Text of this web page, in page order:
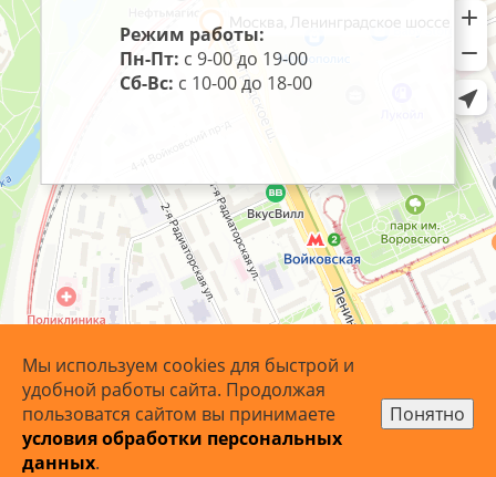
Режим работы:
Пн-Пт: с 9-00 до 19-00
Сб-Вс: с 10-00 до 18-00
© 2007 - 2026 ArtoBaget.RU | «АртоБагет» - багетная
Мы используем cookies для быстрой и
удобной работы сайта. Продолжая
пользоватся сайтом вы принимаете
условия обработки персональных
данных.
Понятно